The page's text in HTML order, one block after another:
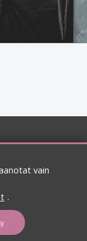
mihin aikaan
vain
.